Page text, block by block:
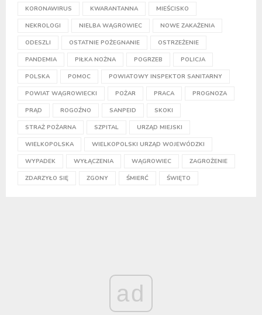
KORONAWIRUS KWARANTANNA MIEŚCISKO
NEKROLOGI NIELBA WĄGROWIEC NOWE ZAKAŻENIA
ODESZLI OSTATNIE POŻEGNANIE OSTRZEŻENIE
PANDEMIA PIŁKA NOŻNA POGRZEB POLICJA
POLSKA POMOC POWIATOWY INSPEKTOR SANITARNY
POWIAT WĄGROWIECKI POŻAR PRACA PROGNOZA
PRĄD ROGOŹNO SANPEID SKOKI
STRAŻ POŻARNA SZPITAL URZĄD MIEJSKI
WIELKOPOLSKA WIELKOPOLSKI URZĄD WOJEWÓDZKI
WYPADEK WYŁĄCZENIA WĄGROWIEC ZAGROŻENIE
ZDARZYŁO SIĘ ZGONY ŚMIERĆ ŚWIĘTO
ad